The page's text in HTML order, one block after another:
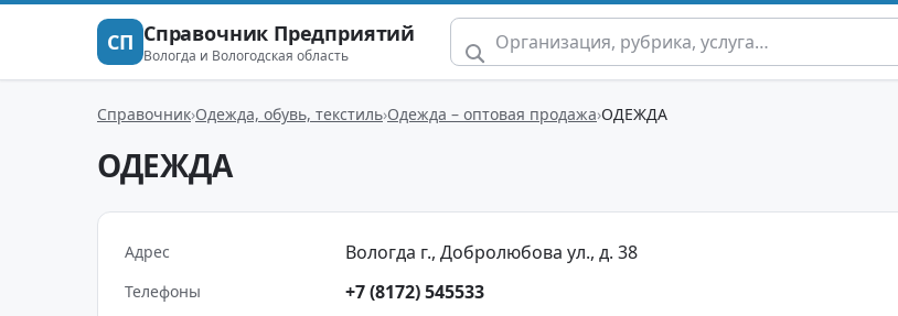
СП Справочник Предприятий
Вологда и Вологодская область
Справочник Одежда, обувь, текстиль Одежда – оптовая продажа ОДЕЖДА
ОДЕЖДА
Адрес Вологда г., Добролюбова ул., д. 38
Телефоны +7 (8172) 545533